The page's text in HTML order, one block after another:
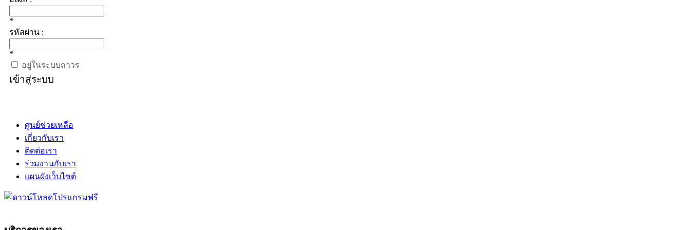
*
รหัสผ่าน :
*
อยู่ในระบบถาวร
เข้าสู่ระบบ
ศูนย์ช่วยเหลือ
เกี่ยวกับเรา
ติดต่อเรา
ร่วมงานกับเรา
แผนผังเว็บไซต์